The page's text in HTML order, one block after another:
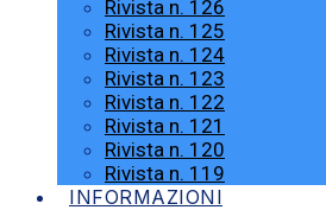
Rivista n. 126
Rivista n. 125
Rivista n. 124
Rivista n. 123
Rivista n. 122
Rivista n. 121
Rivista n. 120
Rivista n. 119
INFORMAZIONI